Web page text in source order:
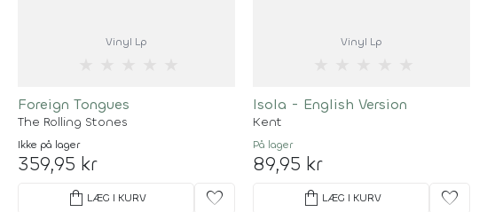
Vinyl Lp
Foreign Tongues
The Rolling Stones
Ikke på lager
359,95 kr
shopping_bag LÆG I KURV favorite
Vinyl Lp
Isola - English Version
Kent
På lager
89,95 kr
shopping_bag LÆG I KURV favorite